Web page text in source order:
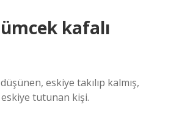
kafalı
eskiye takılıp kalmış,
tutunan kişi.